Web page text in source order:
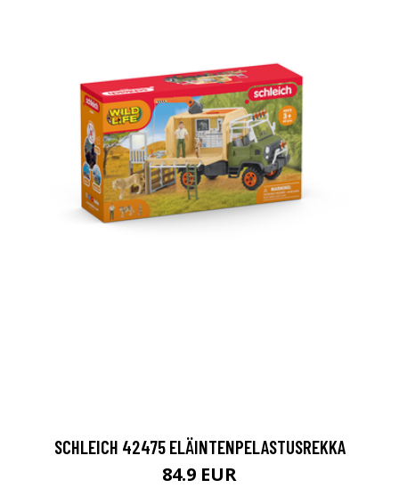
SCHLEICH 42475 ELÄINTENPELASTUSREKKA
84.9 EUR